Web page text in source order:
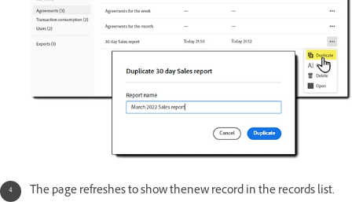
The page refreshes to show thenew record in the records list.